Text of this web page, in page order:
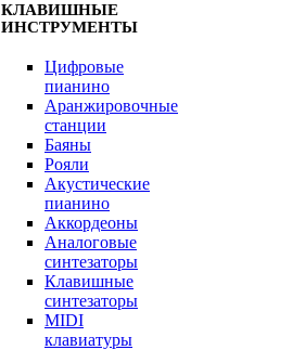
КЛАВИШНЫЕ
ИНСТРУМЕНТЫ
Цифровые
пианино
Аранжировочные
станции
Баяны
Рояли
Акустические
пианино
Аккордеоны
Аналоговые
синтезаторы
Клавишные
синтезаторы
MIDI
клавиатуры